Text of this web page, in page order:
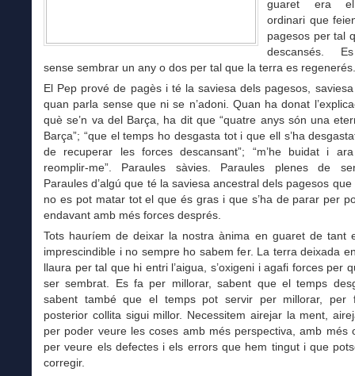
guaret era el
ordinari que
pagesos per tal
descansés.
sense sembrar un any o dos per tal que la terra es regenerés.
El Pep prové de pagès i té la saviesa dels pagesos,
quan parla sense que ni se n’adoni. Quan ha donat
què se’n va del Barça, ha dit que “quatre anys són una
Barça”; “que el temps ho desgasta tot i que ell s’ha
de recuperar les forces descansant”; “m’he buidat i
reomplir-me”. Paraules sàvies. Paraules plenes de
Paraules d’algú que té la saviesa ancestral dels pagesos
no es pot matar tot el que és gras i que s’ha de parar per
endavant amb més forces després.
Tots hauríem de deixar la nostra ànima en guaret de tant
imprescindible i no sempre ho sabem fer. La terra deixada
llaura per tal que hi entri l’aigua, s’oxigeni i agafi forces per
ser sembrat. Es fa per millorar, sabent que el temps
sabent també que el temps pot servir per millorar, per
posterior collita sigui millor. Necessitem airejar la ment,
per poder veure les coses amb més perspectiva, amb més
per veure els defectes i els errors que hem tingut i que
corregir.